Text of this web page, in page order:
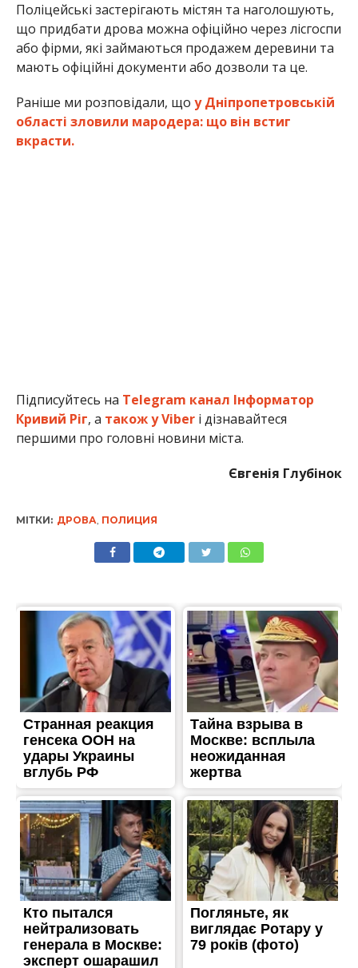
Поліцейські застерігають містян та наголошують,
що придбати дрова можна офіційно через лісгоспи
або фірми, які займаються продажем деревини та
мають офіційні документи або дозволи та це.
Раніше ми розповідали, що у Дніпропетровській
області зловили мародера: що він встиг
вкрасти.
Підписуйтесь на Telegram канал Інформатор
Кривий Ріг, а також у Viberі дізнавайтеся
першими про головні новини міста.
Євгенія Глубінок
МІТКИ: ДРОВА, ПОЛИЦИЯ